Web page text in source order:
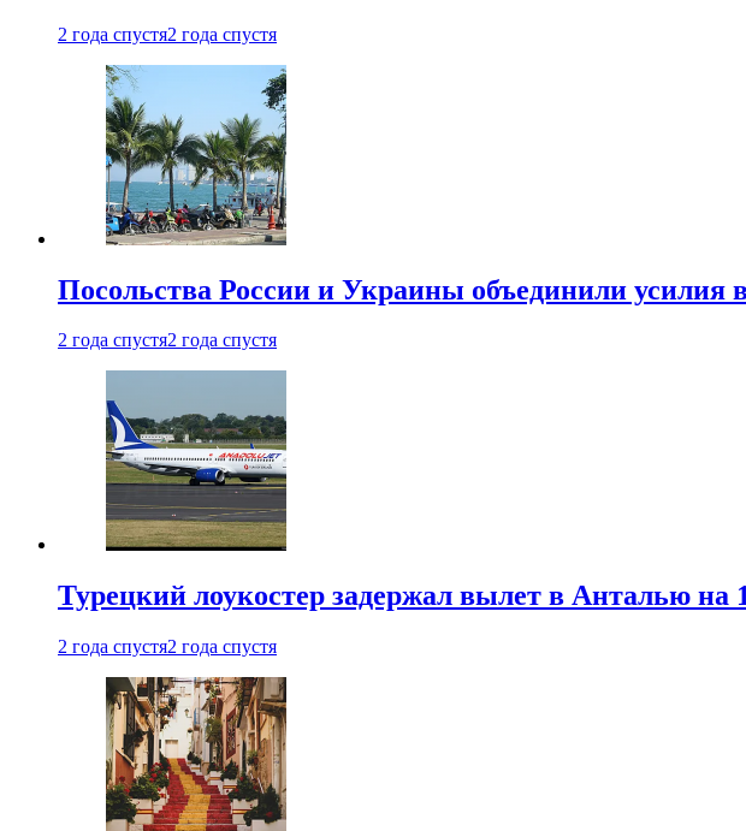
2 года спустя2 года спустя
Посольства России и Украины объединили усилия
2 года спустя2 года спустя
Турецкий лоукостер задержал вылет в Анталью на
2 года спустя2 года спустя